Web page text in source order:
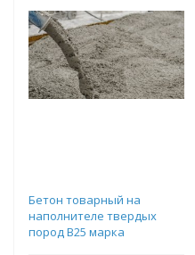
Бетон товарный на
наполнителе твердых
пород В25 марка